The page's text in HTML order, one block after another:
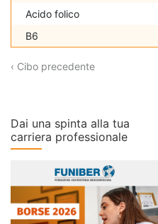
Acido folico
B6
‹ Cibo precedente
Dai una spinta alla tua
carriera professionale